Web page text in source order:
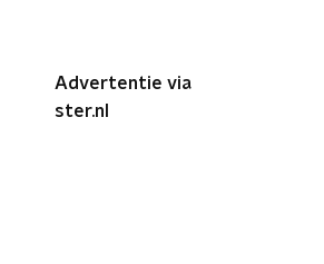
Advertentie via
ster.nl